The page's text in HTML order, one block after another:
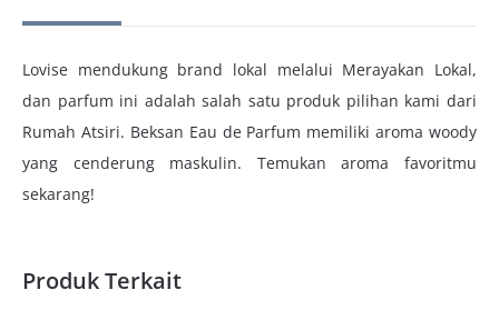
Lovise mendukung brand lokal melalui Merayakan Lokal,
dan parfum ini adalah salah satu produk pilihan kami dari
Rumah Atsiri. Beksan Eau de Parfum memiliki aroma woody
yang cenderung maskulin. Temukan aroma favoritmu
sekarang!
Produk Terkait